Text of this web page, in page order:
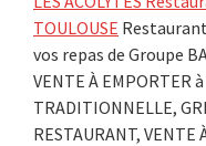
TOULOUSE Restaurant
vos repas de Groupe
VENTE À EMPORTER
TRADITIONNELLE,
RESTAURANT, VENTE